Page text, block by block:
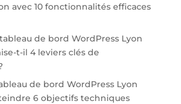
avec 10 fonctionnalités efficaces
de bord WordPress Lyon
t-il 4 leviers clés de
de bord WordPress Lyon
6 objectifs techniques